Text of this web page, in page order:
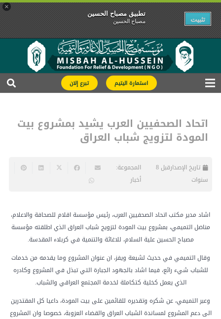
×
تطبیق مصباح الحسین
مصباح الحسین تثبیت
استمارة اليتيم تبرع إلان
اتحاد الصحفيين العرب يشيد بمشروع بيت
المودة لتزويج شباب العراق
تاريخ الإصدار
قبل 8
سنوات
المجموعة:
أخبار
اشاد مدير مكتب اتحاد الصحفيين العرب، رئيس مؤسسة اقلام للصحافة والاعلام،
مناضل التميمي، بمشروع بيت المودة لتزويج شباب العراق الذي اطلقته مؤسسة
مصباح الحسين علية السلام، للاغاثة والتنمية في كربلاء المقدسة.
وقال التميمي في حديث لشيعة ويفز، ان عنوان المشروع وما يقدمه من خدمات
للشباب شيء رائع، فيما اشاد بالجهود الجبارة التي تبذل في المشروع وكادره
الذي يعمل كخلية كتكاملة لخدمة المجتمع العراقي والشباب.
وعبر التميمي، عن شكره وتقديره للقائمين على بيت المودة، داعيا كل المقتدرين
الى دعم المشروع لمساندة الشباب العراق والقضاء العزوبة، خصوصا وان المشروع